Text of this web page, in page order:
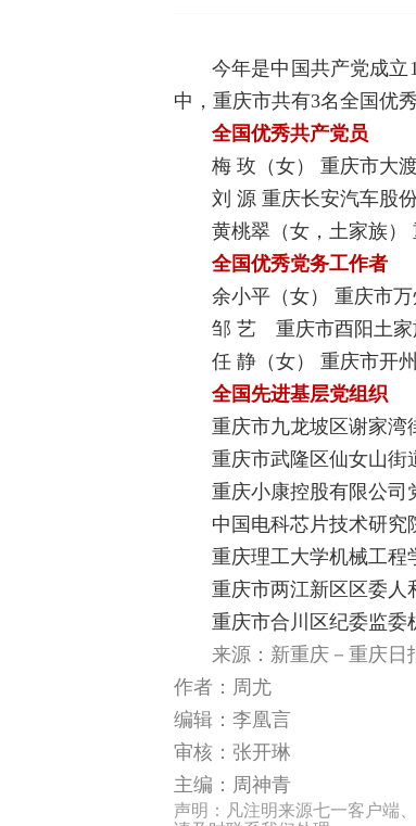
今年是中国共产党成
中，重庆市共有3名全国优
全国优秀共产党员
梅 玫（女） 重庆市大
刘 源 重庆长安汽车股
黄桃翠（女，土家族）
全国优秀党务工作者
余小平（女） 重庆市
邹 艺 重庆市酉阳土家
任 静（女） 重庆市开
全国先进基层党组织
重庆市九龙坡区谢家湾
重庆市武隆区仙女山街
重庆小康控股有限公司
中国电科芯片技术研究
重庆理工大学机械工程
重庆市两江新区区委人
重庆市合川区纪委监委
来源：新重庆－重庆日
作者：周尤
编辑：李凰言
审核：张开琳
主编：周神青
声明：凡注明来源七一客户端